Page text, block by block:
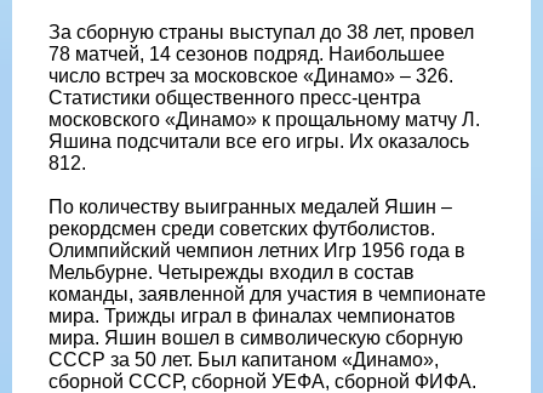
За сборную страны выступал до 38 лет, провел
78 матчей, 14 сезонов подряд. Наибольшее
число встреч за московское «Динамо» – 326.
Статистики общественного пресс-центра
московского «Динамо» к прощальному матчу Л.
Яшина подсчитали все его игры. Их оказалось
812.
По количеству выигранных медалей Яшин –
рекордсмен среди советских футболистов.
Олимпийский чемпион летних Игр 1956 года в
Мельбурне. Четырежды входил в состав
команды, заявленной для участия в чемпионате
мира. Трижды играл в финалах чемпионатов
мира. Яшин вошел в символическую сборную
СССР за 50 лет. Был капитаном «Динамо»,
сборной СССР, сборной УЕФА, сборной ФИФА.